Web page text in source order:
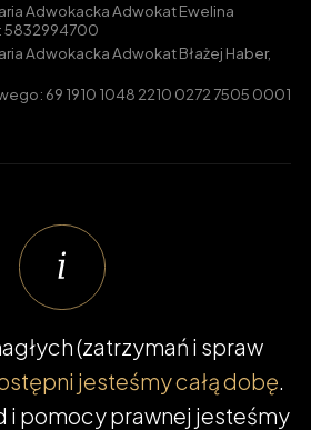
Adwokacka Adwokat Ewelina
5832994700
Adwokacka Adwokat Błażej Haber,
69 1910 1048 2210 0272 7505 0001
(zatrzymań i spraw
jesteśmy całą dobę.
i pomocy prawnej jesteśmy